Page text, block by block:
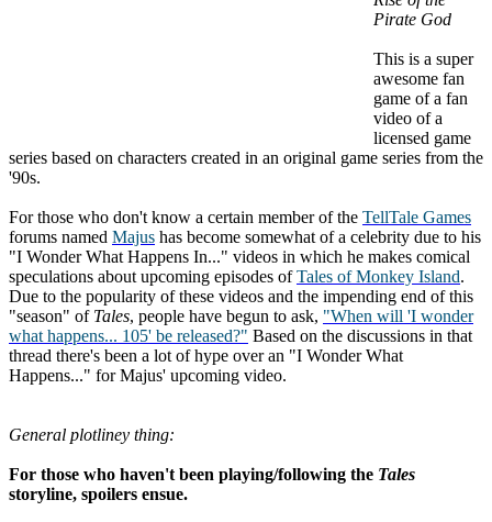
Pirate God
This is a super
awesome fan
game of a fan
video of a
licensed game
series based on characters created in an original game series from the
'90s.
For those who don't know a certain member of the TellTale Games
forums named Majus has become somewhat of a celebrity due to his
"I Wonder What Happens In..." videos in which he makes comical
speculations about upcoming episodes ofTales of Monkey Island.
Due to the popularity of these videos and the impending end of this
"season" of Tales, people have begun to ask, "When will 'I wonder
what happens... 105' be released?" Based on the discussions in that
thread there's been a lot of hype over an "I Wonder What
Happens..." for Majus' upcoming video.
General plotliney thing:
For those who haven't been playing/following the Tales
storyline, spoilers ensue.